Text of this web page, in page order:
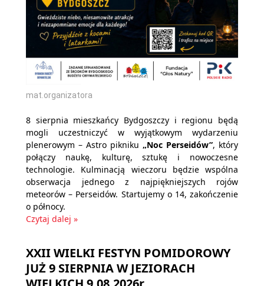
mat.organizatora
8 sierpnia mieszkańcy Bydgoszczy i regionu będą
mogli uczestniczyć w wyjątkowym wydarzeniu
plenerowym – Astro pikniku „Noc Perseidów”, który
połączy naukę, kulturę, sztukę i nowoczesne
technologie. Kulminacją wieczoru będzie wspólna
obserwacja jednego z najpiękniejszych rojów
meteorów – Perseidów. Startujemy o 14, zakończenie
o północy.
Czytaj dalej »
XXII WIELKI FESTYN POMIDOROWY
JUŻ 9 SIERPNIA W JEZIORACH